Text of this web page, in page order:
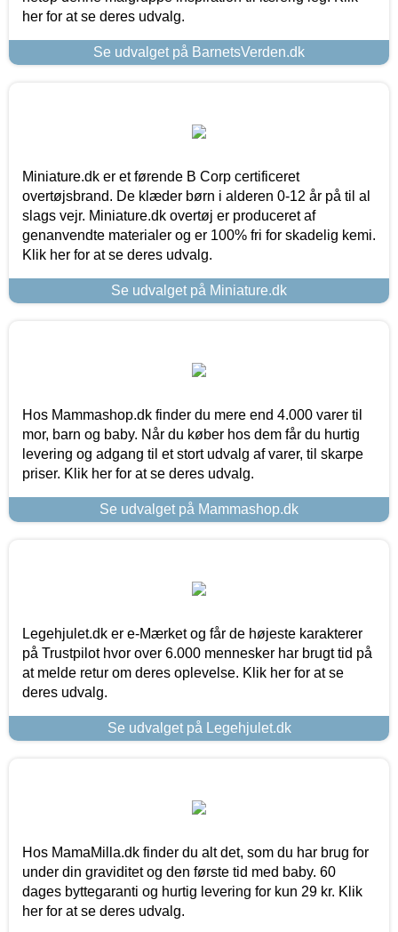
her for at se deres udvalg.
Se udvalget på BarnetsVerden.dk
Miniature.dk er et førende B Corp certificeret
overtøjsbrand. De klæder børn i alderen 0-12 år på til al
slags vejr. Miniature.dk overtøj er produceret af
genanvendte materialer og er 100% fri for skadelig kemi.
Klik her for at se deres udvalg.
Se udvalget på Miniature.dk
Hos Mammashop.dk finder du mere end 4.000 varer til
mor, barn og baby. Når du køber hos dem får du hurtig
levering og adgang til et stort udvalg af varer, til skarpe
priser. Klik her for at se deres udvalg.
Se udvalget på Mammashop.dk
Legehjulet.dk er e-Mærket og får de højeste karakterer
på Trustpilot hvor over 6.000 mennesker har brugt tid på
at melde retur om deres oplevelse. Klik her for at se
deres udvalg.
Se udvalget på Legehjulet.dk
Hos MamaMilla.dk finder du alt det, som du har brug for
under din graviditet og den første tid med baby. 60
dages byttegaranti og hurtig levering for kun 29 kr. Klik
her for at se deres udvalg.